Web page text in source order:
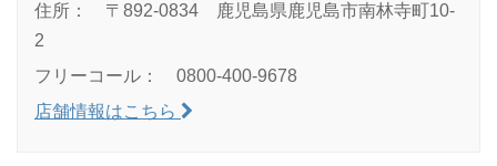
住所： 〒892-0834 鹿児島県鹿児島市南林寺町10-
2
フリーコール： 0800-400-9678
店舗情報はこちら